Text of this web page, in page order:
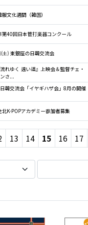
文化週間（韓国）
40回日本管打楽器コンクール
土) 東銀座の日韓交流会
れゆく 遠い道』上映会＆監督チェ・
さ...
韓交流会「イヤギハザ会」8月の開催
K-POPアカデミー参加者募集
13 14 15 16 17